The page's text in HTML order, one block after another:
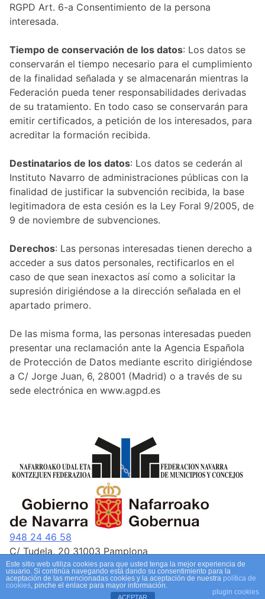
RGPD Art. 6-a Consentimiento de la persona
interesada.
Tiempo de conservación de los datos: Los datos se
conservarán el tiempo necesario para el cumplimiento
de la finalidad señalada y se almacenarán mientras la
Federación pueda tener responsabilidades derivadas
de su tratamiento. En todo caso se conservarán para
emitir certificados, a petición de los interesados, para
acreditar la formación recibida.
Destinatarios de los datos: Los datos se cederán al
Instituto Navarro de administraciones públicas con la
finalidad de justificar la subvención recibida, la base
legitimadora de esta cesión es la Ley Foral 9/2005, de
9 de noviembre de subvenciones.
Derechos: Las personas interesadas tienen derecho a
acceder a sus datos personales, rectificarlos en el
caso de que sean inexactos así como a solicitar la
supresión dirigiéndose a la dirección señalada en el
apartado primero.
De las misma forma, las personas interesadas pueden
presentar una reclamación ante la Agencia Española
de Protección de Datos mediante escrito dirigiéndose
a C/ Jorge Juan, 6, 28001 (Madrid) o a través de su
sede electrónica en www.agpd.es
948 24 46 58
C/ Tudela, 20 31003 Pamplona
formacion@fnmc.es
Aviso de privacidad Política de cookies
Este sitio web utiliza cookies para que usted tenga la mejor experiencia de
usuario. Si continúa navegando está dando su consentimiento para la
aceptación de las mencionadas cookies y la aceptación de nuestra política de
cookies, pinche el enlace para mayor información.
plugin cookies
ACEPTAR